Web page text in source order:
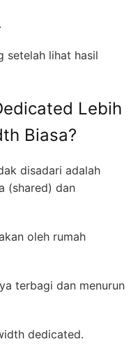
setelah lihat hasil
Lebih
Biasa?
disadari adalah
(shared) dan
oleh rumah
terbagi dan menurun
dedicated.